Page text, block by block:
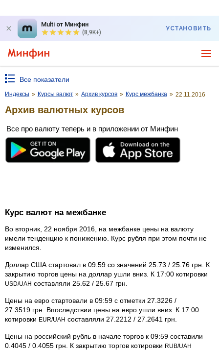
Multi от Минфин
(8,9K+)
УСТАНОВИТЬ
Все показатели
Индексы » Курсы валют » Архив курсов » Курс межбанка » 22.11.2016
Архив валютных курсов
Все про валюту теперь и в приложении от Минфин
Курс валют на межбанке
Во вторник, 22 ноября 2016, на межбанке цены на валюту
имели тенденцию к понижению. Курс рубля при этом почти не
изменился.
Доллар США стартовал в 09:59 со значений 25.73 / 25.76 грн. К
закрытию торгов цены на доллар ушли вниз. К 17:00 котировки
USD/UAH составляли 25.62 / 25.67 грн.
Цены на евро стартовали в 09:59 с отметки 27.3226 /
27.3519 грн. Впоследствии цены на евро ушли вниз. К 17:00
котировки EUR/UAH составляли 27.2212 / 27.2641 грн.
Цены на российский рубль в начале торгов к 09:59 составили
0.4045 / 0.4055 грн. К закрытию торгов котировки RUB/UAH